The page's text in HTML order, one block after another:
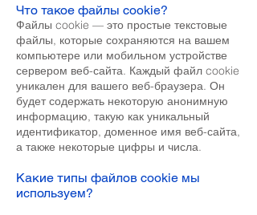
Что такое файлы cookie?
Файлы cookie — это простые текстовые
файлы, которые сохраняются на вашем
компьютере или мобильном устройстве
сервером веб-сайта. Каждый файл cookie
уникален для вашего веб-браузера. Он
будет содержать некоторую анонимную
информацию, такую как уникальный
идентификатор, доменное имя веб-сайта,
а также некоторые цифры и числа.
Какие типы файлов cookie мы
используем?